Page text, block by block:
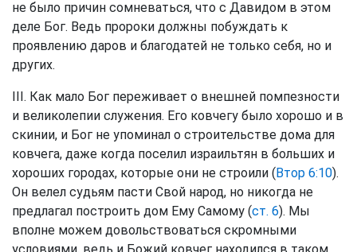
не было причин сомневаться, что с Давидом в этом
деле Бог. Ведь пророки должны побуждать к
проявлению даров и благодатей не только себя, но и
других.
III. Как мало Бог переживает о внешней помпезности
и великолепии служения. Его ковчегу было хорошо и в
скинии, и Бог не упоминал о строительстве дома для
ковчега, даже когда поселил израильтян в больших и
хороших городах, которые они не строили (Втор 6:10).
Он велел судьям пасти Свой народ, но никогда не
предлагал построить дом Ему Самому (ст. 6). Мы
вполне можем довольствоваться скромными